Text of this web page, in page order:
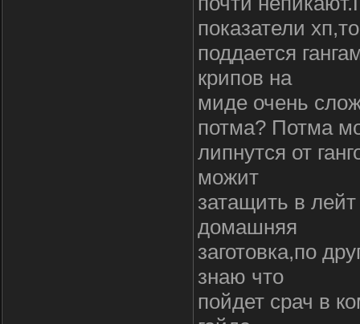
показатели
поддается
крипов на
миде очень
потма? Потма
липнутся от
можит
затащить в
домашняя
заготовка,по
знаю что
пойдет срач в